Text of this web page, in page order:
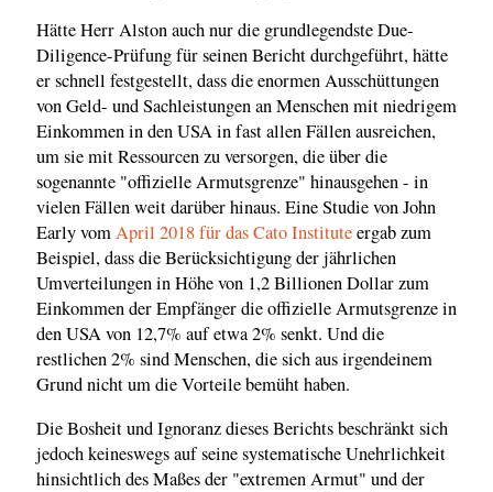
Hätte Herr Alston auch nur die grundlegendste Due-
Diligence-Prüfung für seinen Bericht durchgeführt, hätte
er schnell festgestellt, dass die enormen Ausschüttungen
von Geld- und Sachleistungen an Menschen mit niedrigem
Einkommen in den USA in fast allen Fällen ausreichen,
um sie mit Ressourcen zu versorgen, die über die
sogenannte "offizielle Armutsgrenze" hinausgehen - in
vielen Fällen weit darüber hinaus. Eine Studie von John
Early vomApril 2018 für das Cato Instituteergab zum
Beispiel, dass die Berücksichtigung der jährlichen
Umverteilungen in Höhe von 1,2 Billionen Dollar zum
Einkommen der Empfänger die offizielle Armutsgrenze in
den USA von 12,7% auf etwa 2% senkt. Und die
restlichen 2% sind Menschen, die sich aus irgendeinem
Grund nicht um die Vorteile bemüht haben.
Die Bosheit und Ignoranz dieses Berichts beschränkt sich
jedoch keineswegs auf seine systematische Unehrlichkeit
hinsichtlich des Maßes der "extremen Armut" und der